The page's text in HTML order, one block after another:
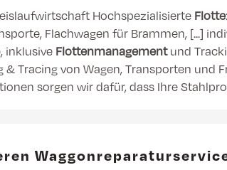
Hochspezialisierte Flotte
Flachwagen für Brammen, [...]
inklusive Flottenmanagementund
& Tracing von Wagen, Transporten
sorgen wir dafür, dass Ihre